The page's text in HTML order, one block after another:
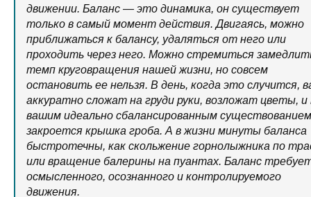
движении. Баланс — это динамика, он существует
только в самый момент действия. Двигаясь, можно
приближаться к балансу, удаляться от него или
проходить через него. Можно стремиться
темп круговращения нашей жизни, но совсем
остановить ее нельзя. В день, когда это случится,
аккуратно сложат на груди руки, возложат цветы, и
вашим идеально сбалансированным существованием
закроется крышка гроба. А в жизни минуты баланса
быстротечны, как скольжение горнолыжника по
или враще­ние балерины на пуантах. Баланс
осмысленного, осознанного и контролируемого
движения.